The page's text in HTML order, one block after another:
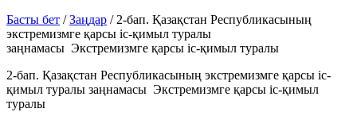
Басты бет /Заңдар / 2-бап. Қазақстан Республикасының
экстремизмге қарсы ic-қимыл туралы
заңнамасы Экстремизмге қарсы іс-қимыл туралы
2-бап. Қазақстан Республикасының экстремизмге қарсы ic-
қимыл туралы заңнамасы Экстремизмге қарсы іс-қимыл
туралы